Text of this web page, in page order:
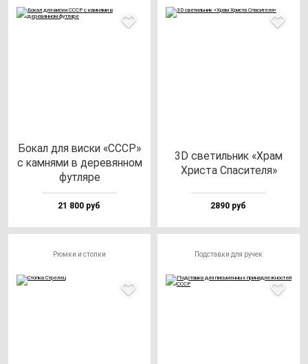
Бокал для вис­ки «СССР»
с кам­ня­ми в де­ре­вян­ном
фут­ля­ре
21 800 руб
3D све­тиль­ник «Храм
Хрис­та Спа­си­те­ля»
2890 руб
Рюмки и стопки Подставки для ручек